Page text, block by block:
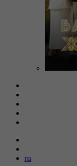
ru